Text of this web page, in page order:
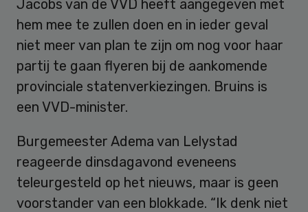
Jacobs van de VVD heeft aangegeven met
hem mee te zullen doen en in ieder geval
niet meer van plan te zijn om nog voor haar
partij te gaan flyeren bij de aankomende
provinciale statenverkiezingen. Bruins is
een VVD-minister.
Burgemeester Adema van Lelystad
reageerde dinsdagavond eveneens
teleurgesteld op het nieuws, maar is geen
voorstander van een blokkade. “Ik denk niet